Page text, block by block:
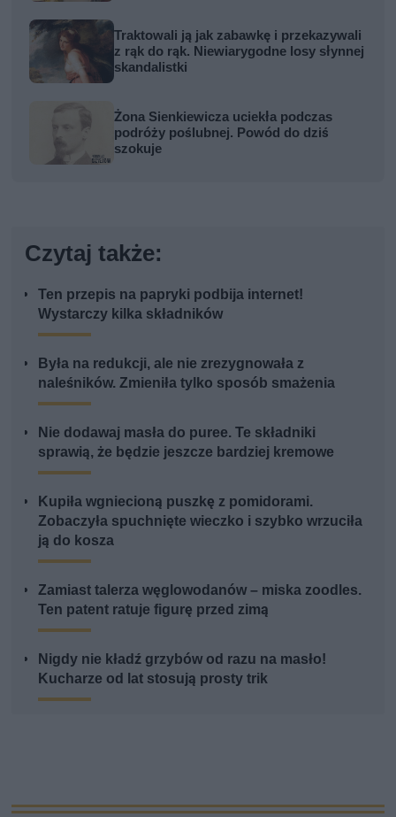
Traktowali ją jak zabawkę i przekazywali
z rąk do rąk. Niewiarygodne losy słynnej
skandalistki
Żona Sienkiewicza uciekła podczas
podróży poślubnej. Powód do dziś
szokuje
Czytaj także:
Ten przepis na papryki podbija internet!
Wystarczy kilka składników
Była na redukcji, ale nie zrezygnowała z
naleśników. Zmieniła tylko sposób smażenia
Nie dodawaj masła do puree. Te składniki
sprawią, że będzie jeszcze bardziej kremowe
Kupiła wgniecioną puszkę z pomidorami.
Zobaczyła spuchnięte wieczko i szybko wrzuciła
ją do kosza
Zamiast talerza węglowodanów – miska zoodles.
Ten patent ratuje figurę przed zimą
Nigdy nie kładź grzybów od razu na masło!
Kucharze od lat stosują prosty trik